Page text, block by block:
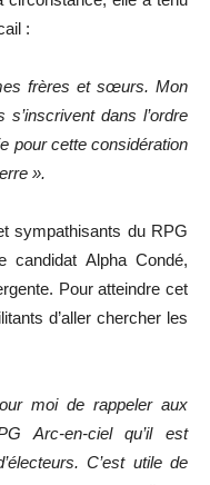
:
frères et sœurs. Mon
dans l’ordre
pour cette considération
».
sympathisants du RPG
candidat Alpha Condé,
Pour atteindre cet
d’aller chercher les
moi de rappeler aux
Arc-en-ciel qu’il est
C’est utile de